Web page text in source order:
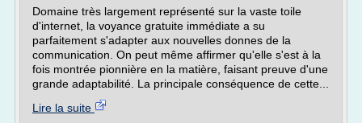
Domaine très largement représenté sur la vaste toile
d'internet, la voyance gratuite immédiate a su
parfaitement s'adapter aux nouvelles donnes de la
communication. On peut même affirmer qu'elle s'est à la
fois montrée pionnière en la matière, faisant preuve d'une
grande adaptabilité. La principale conséquence de cette...
Lire la suite